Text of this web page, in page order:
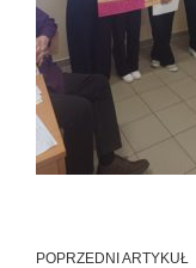
POPRZEDNI ARTYKUŁ